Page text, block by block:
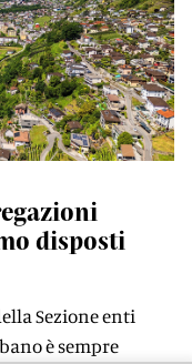
disposti
Sezione enti
è sempre